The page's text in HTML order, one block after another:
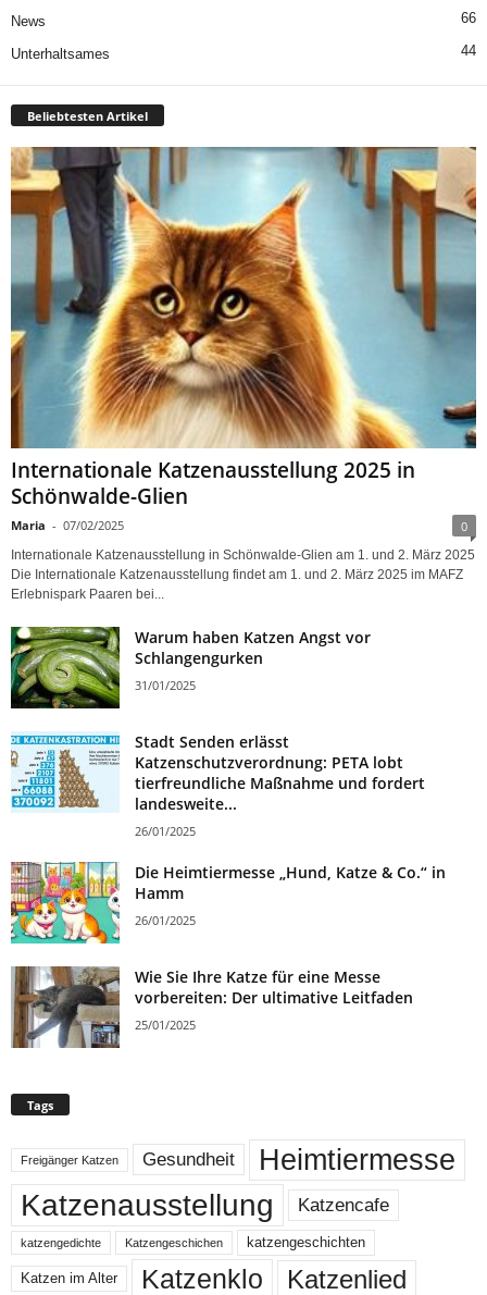
News 66
Unterhaltsames 44
Beliebtesten Artikel
Internationale Katzenausstellung 2025 in
Schönwalde-Glien
Maria - 07/02/2025 0
Internationale Katzenausstellung in Schönwalde-Glien am 1. und 2. März 2025
Die Internationale Katzenausstellung findet am 1. und 2. März 2025 im MAFZ
Erlebnispark Paaren bei...
Warum haben Katzen Angst vor
Schlangengurken
31/01/2025
Stadt Senden erlässt
Katzenschutzverordnung: PETA lobt
tierfreundliche Maßnahme und fordert
landesweite...
26/01/2025
Die Heimtiermesse „Hund, Katze & Co.“ in
Hamm
26/01/2025
Wie Sie Ihre Katze für eine Messe
vorbereiten: Der ultimative Leitfaden
25/01/2025
Tags
Freigänger Katzen Gesundheit Heimtiermesse
Katzenausstellung Katzencafe
katzengedichte Katzengeschichen katzengeschichten
Katzen im Alter Katzenklo Katzenlied